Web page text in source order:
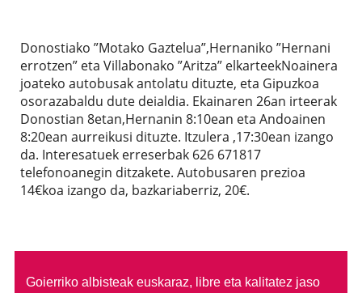
Donostiako ”Motako Gaztelua”,Hernaniko ”Hernani
errotzen” eta Villabonako ”Aritza” elkarteekNoainera
joateko autobusak antolatu dituzte, eta Gipuzkoa
osorazabaldu dute deialdia. Ekainaren 26an irteerak
Donostian 8etan,Hernanin 8:10ean eta Andoainen
8:20ean aurreikusi dituzte. Itzulera ,17:30ean izango
da. Interesatuek erreserbak 626 671817
telefonoanegin ditzakete. Autobusaren prezioa
14€koa izango da, bazkariaberriz, 20€.
Goierriko albisteak euskaraz, libre eta kalitatez jaso